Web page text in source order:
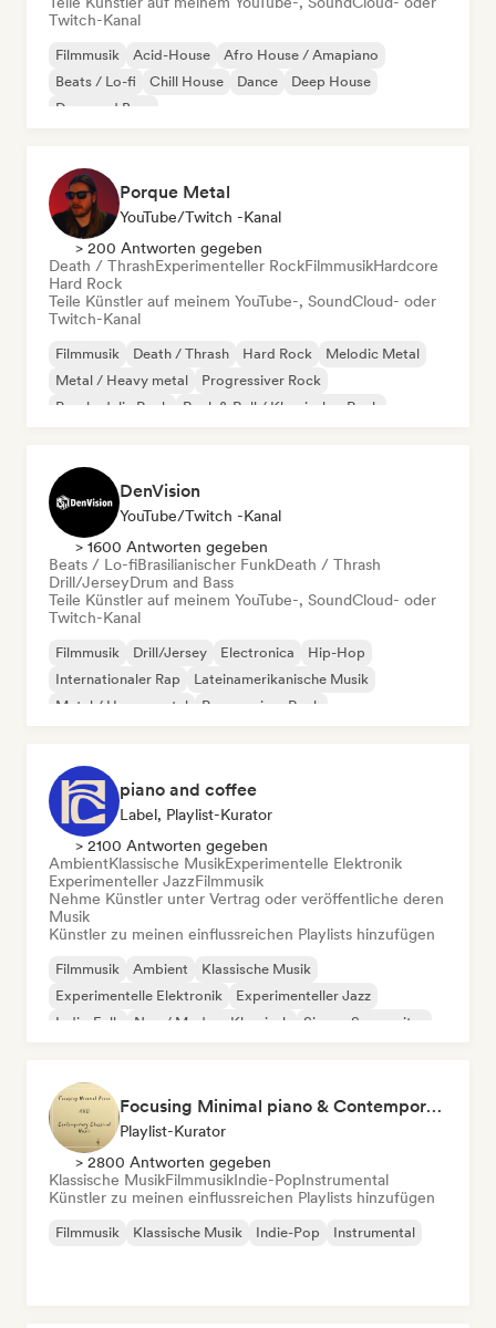
Twitch-Kanal
Filmmusik Acid-House
Afro House / Amapiano
Beats / Lo-fi
Chill House Dance
Deep House
Drum and Bass
Porque Metal
YouTube/Twitch -Kanal
> 200 Antworten gegeben
Death / ThrashExperimenteller RockFilmmusikHardcore
Hard Rock
Teile Künstler auf meinem YouTube-, SoundCloud- oder
Twitch-Kanal
Filmmusik Death / Thrash Hard Rock
Melodic Metal
Metal / Heavy metal
Progressiver Rock
Psychedelic Rock
Rock & Roll / Klassischer Rock
DenVision
YouTube/Twitch -Kanal
> 1600 Antworten gegeben
Beats / Lo-fiBrasilianischer FunkDeath / Thrash
Drill/JerseyDrum and Bass
Teile Künstler auf meinem YouTube-, SoundCloud- oder
Twitch-Kanal
Filmmusik Drill/Jersey Electronica
Hip-Hop
Internationaler Rap
Lateinamerikanische Musik
Metal / Heavy metal
Progressiver Rock
piano and coffee
Label, Playlist-Kurator
> 2100 Antworten gegeben
AmbientKlassische MusikExperimentelle Elektronik
Experimenteller JazzFilmmusik
Nehme Künstler unter Vertrag oder veröffentliche deren
Musik
Künstler zu meinen einflussreichen Playlists hinzufügen
Filmmusik Ambient
Klassische Musik
Experimentelle Elektronik
Experimenteller Jazz
Indie-Folk
Neo / Modern Klassisch Singer-Songwriter
Focusing Minimal piano & Contemporary classical music
Playlist-Kurator
> 2800 Antworten gegeben
Klassische MusikFilmmusikIndie-PopInstrumental
Künstler zu meinen einflussreichen Playlists hinzufügen
Filmmusik Klassische Musik Indie-Pop Instrumental